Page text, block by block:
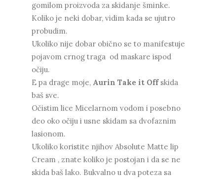
gomilom proizvoda za skidanje šminke.
Koliko je neki dobar, vidim kada se ujutro
probudim.
Ukoliko nije dobar obično se to manifestuje
pojavom crnog traga od maskare ispod
očiju.
E pa drage moje, Aurin Take it Off skida
baš sve.
Očistim lice Micelarnom vodom i posebno
deo oko očiju i usne skidam sa dvofaznim
lasionom.
Ukoliko koristite njihov Absolute Matte lip
Cream , znate koliko je postojan i da se ne
skida baš lako. Bukvalno u dva poteza sa